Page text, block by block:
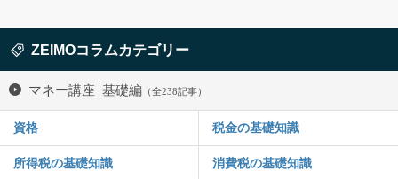
ZEIMOコラムカテゴリー
マネー講座 基礎編 （全238記事）
資格 税金の基礎知識
所得税の基礎知識 消費税の基礎知識